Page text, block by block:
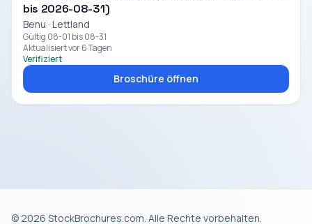
bis 2026-08-31)
Benu · Lettland
Gültig 08-01 bis 08-31
Aktualisiert vor 6 Tagen
Verifiziert
Broschüre öffnen
© 2026 StockBrochures.com. Alle Rechte vorbehalten.